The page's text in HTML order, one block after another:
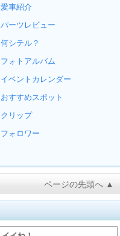
愛車紹介
パーツレビュー
何シテル？
フォトアルバム
イベントカレンダー
おすすめスポット
クリップ
フォロワー
ページの先頭へ ▲